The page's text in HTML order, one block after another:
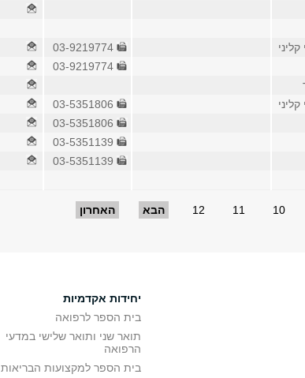
10
11
12 הבא האחרון
יחידות אקדמיות
בית הספר לרפואה
תואר שני ותואר שלישי במדעי
הרפואה
בית הספר למקצועות הבריאות